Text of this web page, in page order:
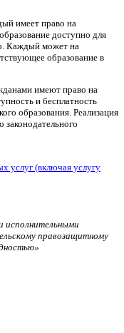
имеет право на
доступно для
Каждый может на
образование в
имеют право на
и бесплатность
образования. Реализация
законодательного
услуг (включая услугу
исполнительными
правозащитному